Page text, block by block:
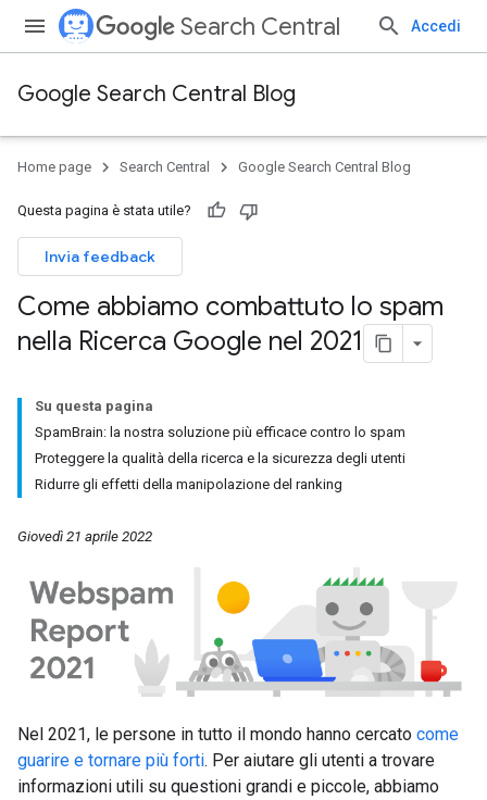
Search Central Accedi
Google Search Central Blog
Home page Search Central Google Search Central Blog
Questa pagina è stata utile?
Invia feedback
Come abbiamo combattuto lo spam
nella Ricerca Google nel 2021
Su questa pagina
SpamBrain: la nostra soluzione più efficace contro lo spam
Proteggere la qualità della ricerca e la sicurezza degli utenti
Ridurre gli effetti della manipolazione del ranking
Giovedì 21 aprile 2022
Nel 2021, le persone in tutto il mondo hanno cercato come
guarire e tornare più forti. Per aiutare gli utenti a trovare
informazioni utili su questioni grandi e piccole, abbiamo